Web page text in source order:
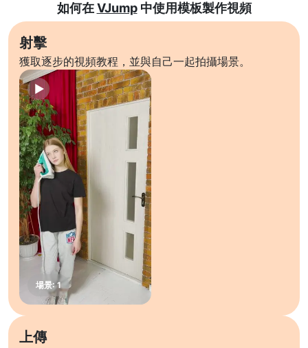
如何在VJump中使用模板製作視頻
射擊
獲取逐步的視頻教程，並與自己一起拍攝場景。
上傳